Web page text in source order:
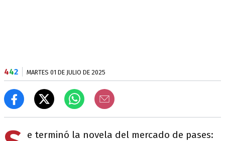
442 MARTES 01 DE JULIO DE 2025
e terminó la novela del mercado de pases: